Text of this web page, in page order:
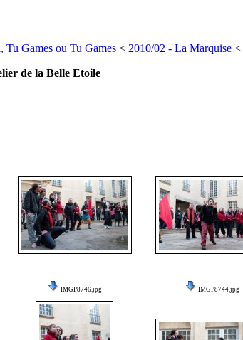
Tu Games ou Tu Games < 2010/02 - La Marquise <
de la Belle Etoile
IMGP8746.jpg IMGP8744.jpg